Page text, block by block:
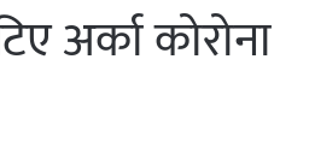
अर्का कोरोना